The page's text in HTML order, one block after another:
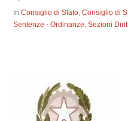
InConsiglio di Stato,Consiglio di
Sentenze - Ordinanze,Sezioni